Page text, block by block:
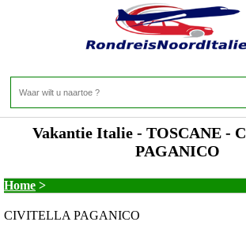
Vakantie Italie - TOSCANE -
PAGANICO
Home >
CIVITELLA PAGANICO